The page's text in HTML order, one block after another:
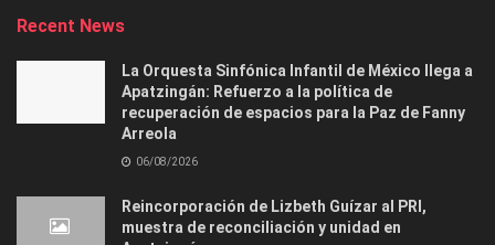
Recent News
La Orquesta Sinfónica Infantil de México llega a
Apatzingán: Refuerzo a la política de
recuperación de espacios para la Paz de Fanny
Arreola
06/08/2026
Reincorporación de Lizbeth Guízar al PRI,
muestra de reconciliación y unidad en